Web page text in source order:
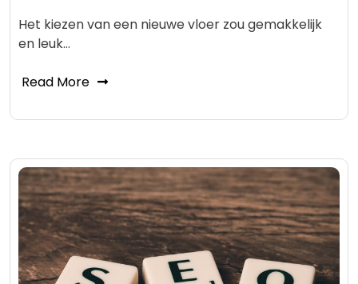
Het kiezen van een nieuwe vloer zou gemakkelijk
en leuk…
Read More